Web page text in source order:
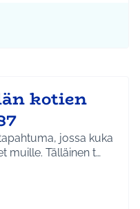
kotien
jossa kuka
muille. Tälläinen t…
Etelä-Tuusulan kylät